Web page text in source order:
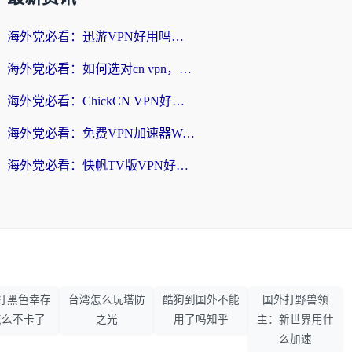
海外党必看：迅游VPN好用吗？和番茄加速器VPN对比哪个回国效果更好？
海外党必看：如何选对cn vpn，轻松解锁国内影音游戏？
海外党必看：ChickCN VPN好用吗？和星河VPN对比哪个回国效果更好？附真实体验+避坑指南
海外党必看：免费VPN加速器Windows版怎么选？附真实测评与无缝访问国内资源指南
海外党必看：快帆TV版VPN好用吗？和hi龟龟VPN对比哪个回国效果更好？附免费加速器选择指南
黑色幸存
不卡了
台湾怎么玩塔防
之光
酷狗到国外不能
用了吗知乎
国外打野兽领
主：新世界用什
么加速